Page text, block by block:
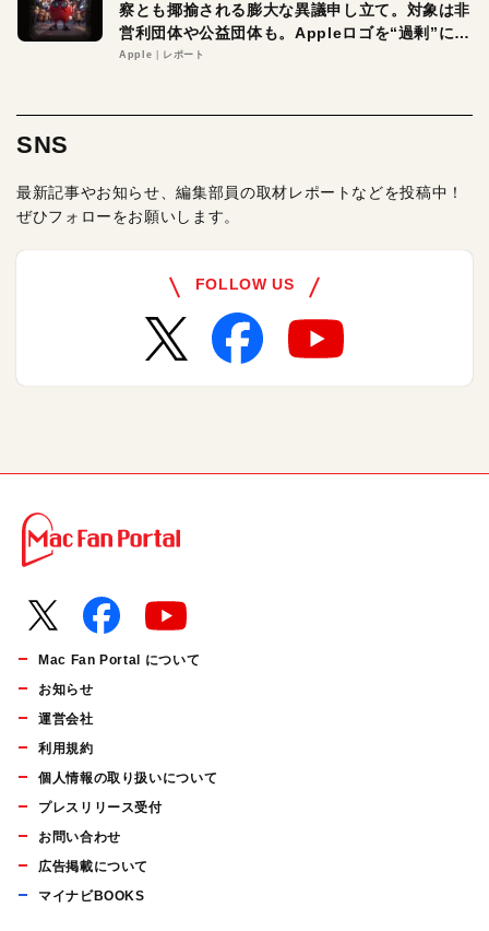
察とも揶揄される膨大な異議申し立て。対象は非
営利団体や公益団体も。Appleロゴを“過剰”に守
る理由とは
Apple レポート
SNS
最新記事やお知らせ、編集部員の取材レポートなどを投稿中！
ぜひフォローをお願いします。
FOLLOW US
Mac Fan Portal について
お知らせ
運営会社
利用規約
個人情報の取り扱いについて
プレスリリース受付
お問い合わせ
広告掲載について
マイナビBOOKS